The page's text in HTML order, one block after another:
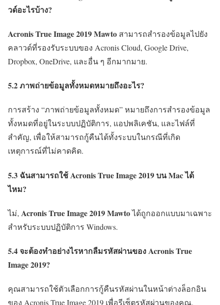
วด์อะไรบ้าง?
Acronis True Image 2019 Mawto สามารถสำรองข้อมูลไปยัง
คลาวด์ที่รองรับระบบของ Acronis Cloud, Google Drive,
Dropbox, OneDrive, และอื่น ๆ อีกมากมาย.
5.2 ภาพถ่ายข้อมูลทั้งหมดหมายถึงอะไร?
การสร้าง “ภาพถ่ายข้อมูลทั้งหมด” หมายถึงการสำรองข้อมูล
ทั้งหมดที่อยู่ในระบบปฏิบัติการ, แอปพลิเคชัน, และไฟล์ที่
สำคัญ, เพื่อให้สามารถกู้คืนได้ทั้งระบบในกรณีที่เกิด
เหตุการณ์ที่ไม่คาดคิด.
5.3 ฉันสามารถใช้ Acronis True Image 2019 บน Mac ได้
ไหม?
ไม่, Acronis True Image 2019 Mawtoได้ถูกออกแบบมาเฉพาะ
สำหรับระบบปฏิบัติการ Windows.
5.4 จะต้องทำอย่างไรหากลืมรหัสผ่านของ Acronis True
Image 2019?
คุณสามารถใช้ตัวเลือกการกู้คืนรหัสผ่านในหน้าต่างล็อกอิน
ของ Acronis True Image 2019 เพื่อรีเซ็ตรหัสผ่านของคุณ.